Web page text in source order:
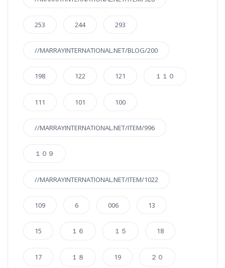
253 244 293
//MARRAYINTERNATIONAL.NET/BLOG/200
198 122 121 １１０
111 101 100
//MARRAYINTERNATIONAL.NET/ITEM/996
１０９
//MARRAYINTERNATIONAL.NET/ITEM/1022
109 6 006 13
15 １６ １５ 18
17 １８ 19 ２０